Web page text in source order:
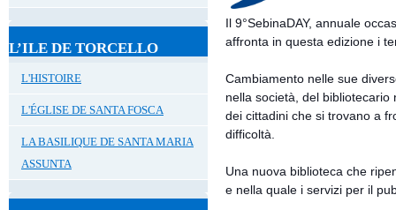
L’ILE DE TORCELLO
L'HISTOIRE
L'ÉGLISE DE SANTA FOSCA
LA BASILIQUE DE SANTA MARIA
ASSUNTA
Il 9°SebinaDAY, annuale
affronta in questa edizione i
Cambiamento nelle sue
nella società, del
dei cittadini che si trovano a
difficoltà.
Una nuova biblioteca che
e nella quale i servizi per il